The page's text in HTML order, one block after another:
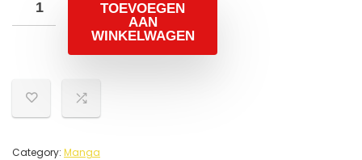
TOEVOEGEN
AAN
WINKELWAGEN
Category: Manga